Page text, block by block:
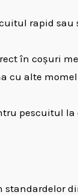
rapid sau
în coșuri
cu alte
pescuitul la
standardelor